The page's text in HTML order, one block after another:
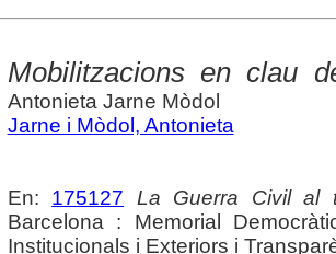
Mobilitzacions en clau
Antonieta Jarne Mòdol
Jarne i Mòdol, Antonieta
En: 175127
La Guerra Civil al
Barcelona : Memorial
Institucionals i Exteriors i